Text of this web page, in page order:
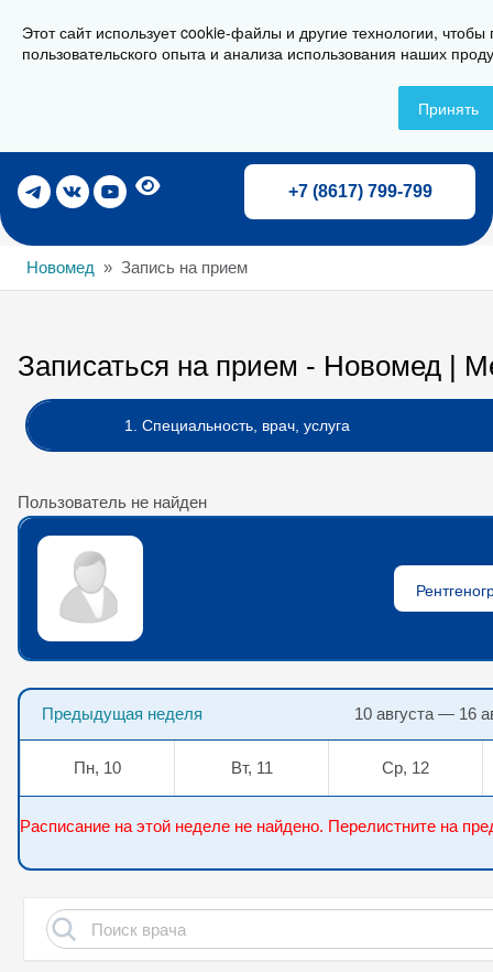
Этот сайт использует cookie-файлы и другие технологии,
пользовательского опыта и анализа использования наших
Принять
г. Новороссийск, ул. Свердлова 36А
Записаться на прием
+7 (8617) 799-799
Новомед Запись на прием
Записаться на прием - Новомед |
1. Специальность, врач, услуга
Пользователь не найден
Предыдущая неделя 10 августа — 16
Пн, 10 Вт, 11 Ср, 12
Расписание на этой неделе не найдено. Перелистните на